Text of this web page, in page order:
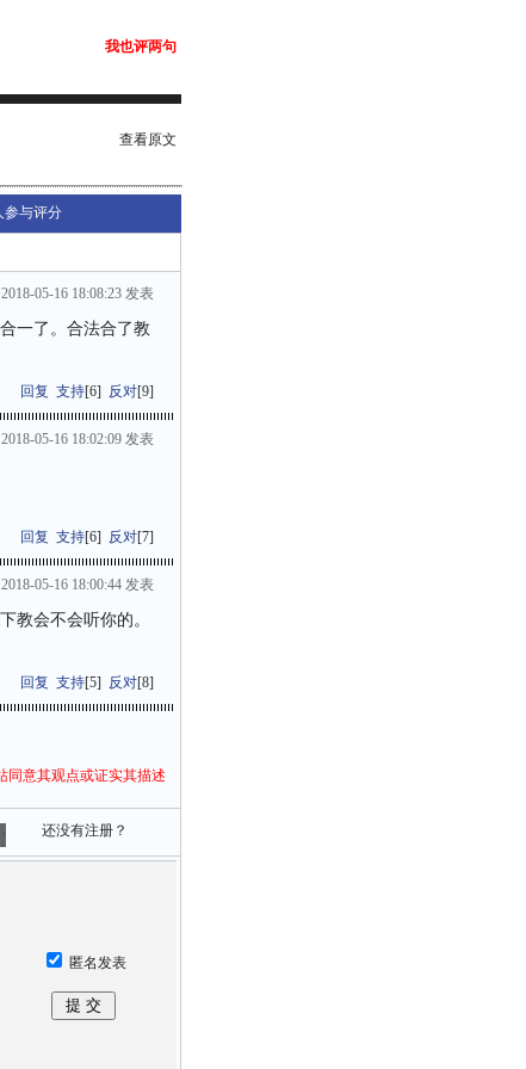
我也评两句
查看原文
参与评分
2018-05-16 18:08:23 发表
一了。合法合了教
回复 支持[6] 反对[9]
2018-05-16 18:02:09 发表
回复 支持[6] 反对[7]
2018-05-16 18:00:44 发表
教会不会听你的。
回复 支持[5] 反对[8]
同意其观点或证实其描述
还没有注册？
匿名发表